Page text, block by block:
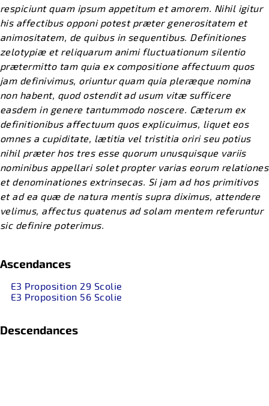
respiciunt quam ipsum appetitum et amorem. Nihil igitur
his affectibus opponi potest præter generositatem et
animositatem, de quibus in sequentibus. Definitiones
zelotypiæ et reliquarum animi fluctuationum silentio
prætermitto tam quia ex compositione affectuum quos
jam definivimus, oriuntur quam quia pleræque nomina
non habent, quod ostendit ad usum vitæ sufficere
easdem in genere tantummodo noscere. Cæterum ex
definitionibus affectuum quos explicuimus, liquet eos
omnes a cupiditate, lætitia vel tristitia oriri seu potius
nihil præter hos tres esse quorum unusquisque variis
nominibus appellari solet propter varias eorum relationes
et denominationes extrinsecas. Si jam ad hos primitivos
et ad ea quæ de natura mentis supra diximus, attendere
velimus, affectus quatenus ad solam mentem referuntur
sic definire poterimus.
Ascendances
E3 Proposition 29 Scolie
E3 Proposition 56 Scolie
Descendances